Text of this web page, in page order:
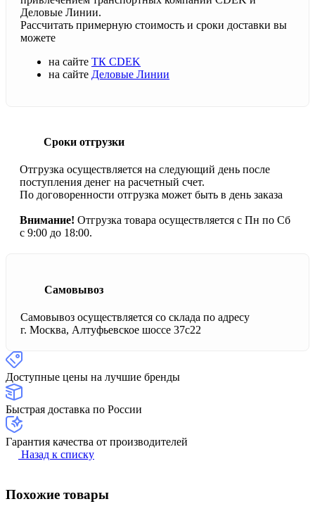
Деловые Линии.
Рассчитать примерную стоимость и сроки доставки вы
можете
на сайте ТК CDEK
на сайте Деловые Линии
Сроки отгрузки
Отгрузка осуществляется на следующий день после
поступления денег на расчетный счет.
По договоренности отгрузка может быть в день заказа
Внимание! Отгрузка товара осуществляется с Пн по Сб
с 9:00 до 18:00.
Самовывоз
Самовывоз осуществляется со склада по адресу
г. Москва, Алтуфьевское шоссе 37с22
Доступные цены на лучшие бренды
Быстрая доставка по России
Гарантия качества от производителей
Назад к списку
Похожие товары